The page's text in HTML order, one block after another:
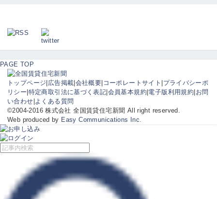
PAGE TOP
トップページ 広告掲載 会社概要 コーポレートサイト プライバシーポ
リシー 特定商取引法に基づく表記 会員基本規約 電子版利用規約 お問
い合わせ よくある質問
©2004-2016 株式会社 全国賃貸住宅新聞 All right reserved.
Web produced by Easy Communications Inc.